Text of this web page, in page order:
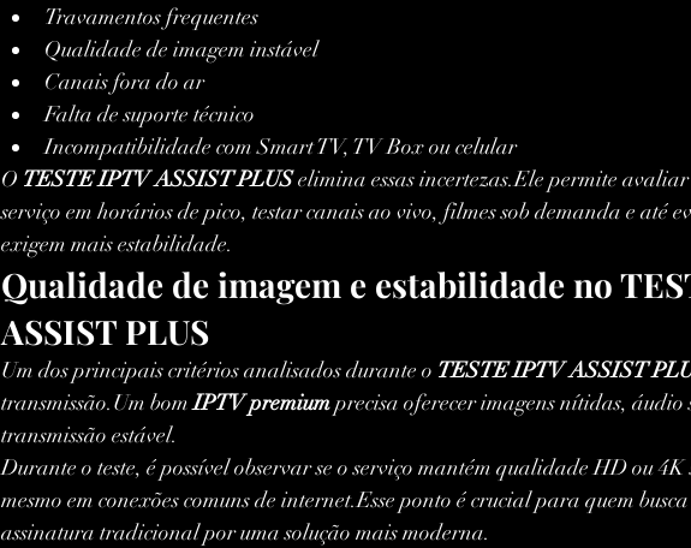
Travamentos frequentes
Qualidade de imagem instável
Canais fora do ar
Falta de suporte técnico
Incompatibilidade com Smart TV, TV Box ou celular
O TESTE IPTV ASSIST PLUS elimina essas incertezas.Ele permite avaliar
serviço em horários de pico, testar canais ao vivo, filmes sob demanda e até
exigem mais estabilidade.
Qualidade de imagem e estabilidade no
ASSIST PLUS
Um dos principais critérios analisados durante o TESTE IPTV ASSIST
transmissão.Um bom IPTV premium precisa oferecer imagens nítidas, áudio
transmissão estável.
Durante o teste, é possível observar se o serviço mantém qualidade HD ou 4K
mesmo em conexões comuns de internet.Esse ponto é crucial para quem
assinatura tradicional por uma solução mais moderna.